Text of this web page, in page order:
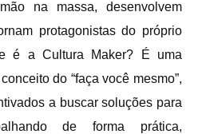
na massa, desenvolvem
protagonistas do próprio
é a Cultura Maker? É uma
do “faça você mesmo”,
a buscar soluções para
de forma prática,